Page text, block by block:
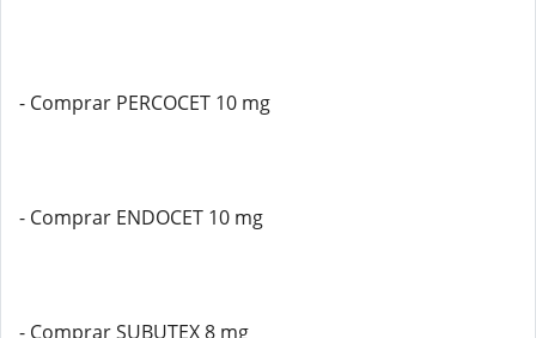
- Comprar PERCOCET 10 mg
- Comprar ENDOCET 10 mg
- Comprar SUBUTEX 8 mg